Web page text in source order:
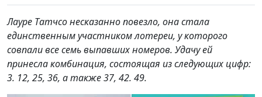
Лауре Татчсо несказанно повезло, она стала
единственным участником лотереи, у которого
совпали все семь выпавших номеров. Удачу ей
принесла комбинация, состоящая из следующих цифр:
3. 12, 25, 36, а также 37, 42. 49.